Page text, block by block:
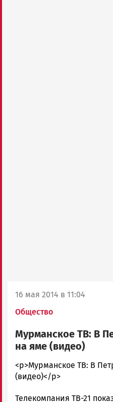
16 мая 2014 в 11:04
Общество
Мурманское ТВ: В
на яме (видео)
admintimur
Новости
и
<p>Мурманское ТВ: В
(видео)</p>
Телекомпания ТВ-21